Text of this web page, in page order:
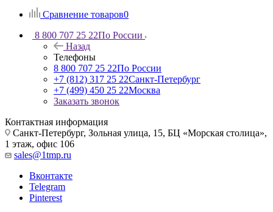
Сравнение товаров0
8 800 707 25 22По России
Назад
Телефоны
8 800 707 25 22По России
+7 (812) 317 25 22Санкт-Петербург
+7 (499) 450 25 22Москва
Заказать звонок
Контактная информация
Санкт-Петербург, Зольная улица, 15, БЦ «Морская столица»,
1 этаж, офис 106
sales@1tmp.ru
Вконтакте
Telegram
Pinterest